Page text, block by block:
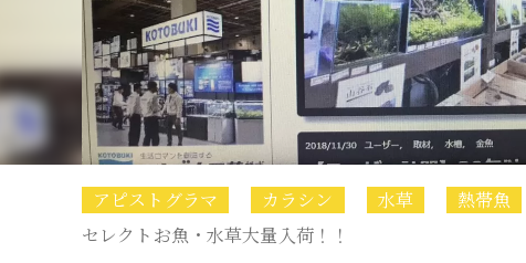
アピストグラマ カラシン 水草 熱帯魚
セレクトお魚・水草大量入荷！！